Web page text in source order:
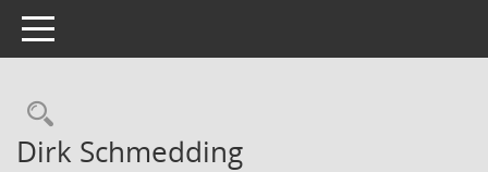
Toggle navigation
Rechercheauswahl
Dirk Schmedding